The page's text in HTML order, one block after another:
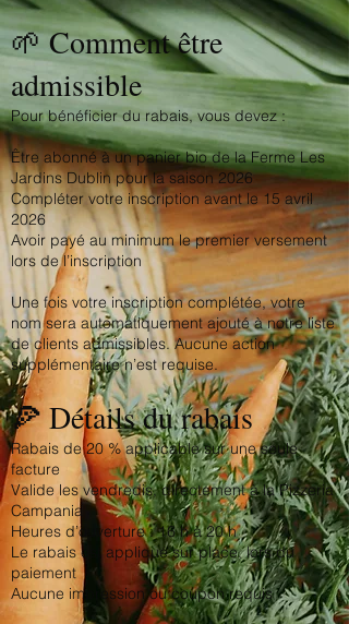
🌱 Comment être
admissible​
Pour bénéficier du rabais, vous devez :
Être abonné à un panier bio de la Ferme Les
Jardins Dublin pour la saison 2026
Compléter votre inscription avant le 15 avril
2026
Avoir payé au minimum le premier versement
lors de l’inscription
Une fois votre inscription complétée, votre
nom sera automatiquement ajouté à notre liste
de clients admissibles. Aucune action
supplémentaire n’est requise.
🍕 Détails du rabais
Rabais de 20 % applicable sur une seule
facture
Valide les vendredis, directement à la Pizzeria
Campania
Heures d’ouverture : 16 h à 20 h
Le rabais est appliqué sur place, lors du
paiement
Aucune impression ou coupon requis